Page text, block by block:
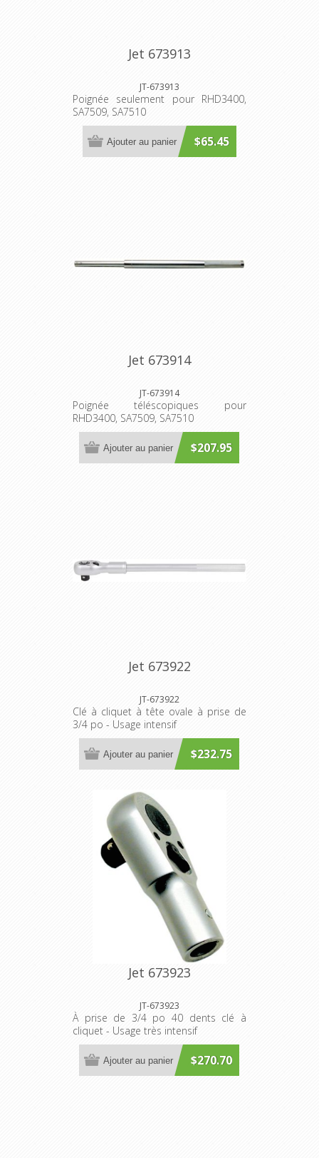
Jet 673913
JT-673913
Poignée seulement pour RHD3400,
SA7509, SA7510
$65.45
Ajouter au panier
Jet 673914
JT-673914
Poignée téléscopiques pour
RHD3400, SA7509, SA7510
$207.95
Ajouter au panier
Jet 673922
JT-673922
Clé à cliquet à tête ovale à prise de
3/4 po - Usage intensif
$232.75
Ajouter au panier
Jet 673923
JT-673923
À prise de 3/4 po 40 dents clé à
cliquet - Usage très intensif
$270.70
Ajouter au panier